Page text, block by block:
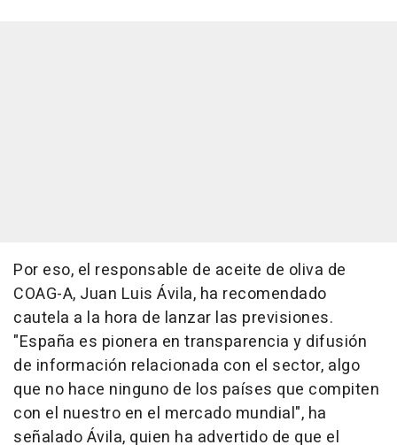
Por eso, el responsable de aceite de oliva de
COAG-A, Juan Luis Ávila, ha recomendado
cautela a la hora de lanzar las previsiones.
"España es pionera en transparencia y difusión
de información relacionada con el sector, algo
que no hace ninguno de los países que compiten
con el nuestro en el mercado mundial", ha
señalado Ávila, quien ha advertido de que el